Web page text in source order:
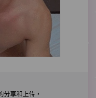
分享和上传，